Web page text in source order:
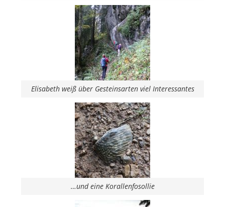
Elisabeth weiß über Gesteinsarten viel Interessantes
…und eine Korallenfosollie